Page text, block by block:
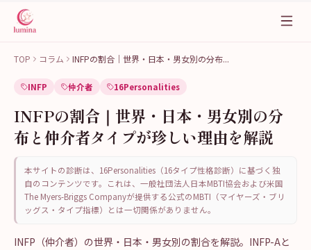
TOP コラム INFPの割合｜世界・日本・男女別の分布...
INFP 仲介者 16Personalities
INFPの割合｜世界・日本・男女別の分
布と仲介者タイプが珍しい理由を解説
本サイトの診断は、16Personalities（16タイプ性格診断）に基づく独
自のコンテンツです。これは、一般社団法人日本MBTI協会および米国
The Myers-Briggs Companyが提供する公式のMBTI（マイヤーズ・ブリ
ッグス・タイプ指標）とは一切関係がありません。
INFP（仲介者）の世界・日本・男女別の割合を解説。INFP-Aと